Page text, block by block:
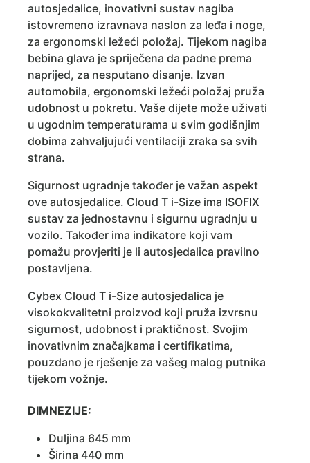
autosjedalice, inovativni sustav nagiba
istovremeno izravnava naslon za leđa i noge,
za ergonomski ležeći položaj. Tijekom nagiba
bebina glava je spriječena da padne prema
naprijed, za nesputano disanje. Izvan
automobila, ergonomski ležeći položaj pruža
udobnost u pokretu. Vaše dijete može uživati
​​u ugodnim temperaturama u svim godišnjim
dobima zahvaljujući ventilaciji zraka sa svih
strana.
Sigurnost ugradnje također je važan aspekt
ove autosjedalice. Cloud T i-Size ima ISOFIX
sustav za jednostavnu i sigurnu ugradnju u
vozilo. Također ima indikatore koji vam
pomažu provjeriti je li autosjedalica pravilno
postavljena.
Cybex Cloud T i-Size autosjedalica je
visokokvalitetni proizvod koji pruža izvrsnu
sigurnost, udobnost i praktičnost. Svojim
inovativnim značajkama i certifikatima,
pouzdano je rješenje za vašeg malog putnika
tijekom vožnje.
DIMNEZIJE:
Duljina 645 mm
Širina 440 mm